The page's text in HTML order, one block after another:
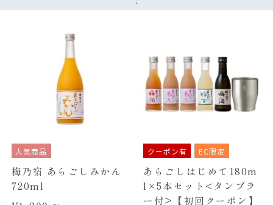
人気商品
梅乃宿 あらごしみかん
720ml
クーポン有 EC限定
あらごしはじめて180m
l×5本セット<タンブラ
ー付>【初回クーポン】